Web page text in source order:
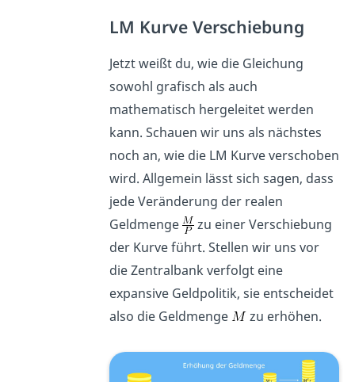
LM Kurve Verschiebung
Jetzt weißt du, wie die Gleichung
sowohl grafisch als auch
mathematisch hergeleitet werden
kann. Schauen wir uns als nächstes
noch an, wie die LM Kurve verschoben
wird. Allgemein lässt sich sagen, dass
jede Veränderung der realen
Geldmenge
zu einer Verschiebung
der Kurve führt. Stellen wir uns vor
die Zentralbank verfolgt eine
expansive Geldpolitik, sie entscheidet
also die Geldmenge
zu erhöhen.